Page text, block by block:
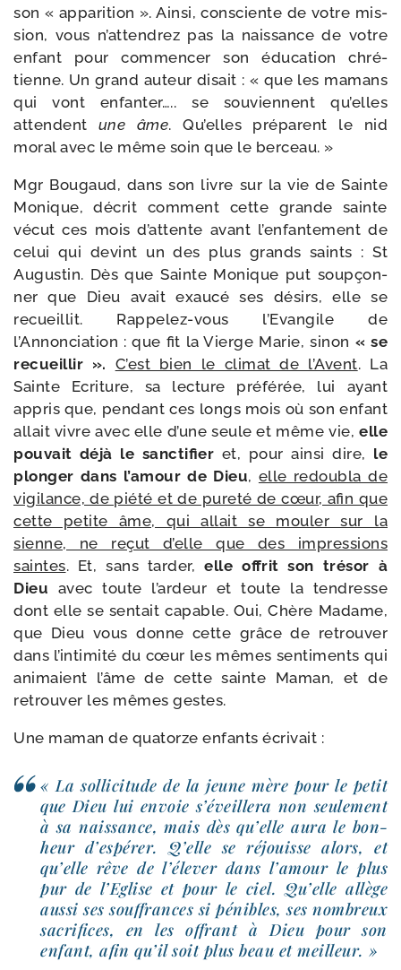
son « appa­ri­tion ». Ainsi, consciente de votre mis­
sion, vous n’at­ten­drez pas la nais­sance de votre
enfant pour com­men­cer son édu­ca­tion chré­
tienne. Un grand auteur disait : « que les mamans
qui vont enfan­ter….. se sou­viennent qu’elles
attendent une âme. Qu’elles pré­parent le nid
moral avec le même soin que le berceau. »
Mgr Bougaud, dans son livre sur la vie de Sainte
Monique, décrit com­ment cette grande sainte
vécut ces mois d’at­tente avant l’en­fan­te­ment de
celui qui devint un des plus grands saints : St
Augustin. Dès que Sainte Monique put soup­çon­
ner que Dieu avait exau­cé ses dési­rs, elle se
recueillit. Rappelez-​vous l’Evangile de
l’Annonciation : que fit la Vierge Marie, sinon « se
recueillir ». C’est bien le cli­mat de l’Avent. La
Sainte Ecriture, sa lec­ture pré­fé­rée, lui ayant
appris que, pen­dant ces longs mois où son enfant
allait vivre avec elle d’une seule et même vie, elle
pou­vait déjà le sanc­ti­fier et, pour ain­si dire, le
plon­ger dans l’a­mour de Dieu, elle redou­bla de
vigi­lance, de pié­té et de pure­té de cœur, afin que
cette petite âme, qui allait se mou­ler sur la
sienne, ne reçut d’elle que des impres­sions
saintes. Et, sans tar­der,elle offrit son tré­sor à
Dieu avec toute l’ar­deur et toute la ten­dresse
dont elle se sen­tait capable. Oui, Chère Madame,
que Dieu vous donne cette grâce de retrou­ver
dans l’in­ti­mi­té du cœur les mêmes sen­ti­ments qui
ani­maient l’âme de cette sainte Maman, et de
retrou­ver les mêmes gestes.
Une maman de qua­torze enfants écrivait :
« La sol­li­ci­tude de la jeune mère pour le petit
que Dieu lui envoie s’é­veille­ra non seule­ment
à sa nais­sance, mais dès qu’elle aura le bon­
heur d’es­pé­rer. Q’elle se réjouisse alors, et
qu’elle rêve de l’é­le­ver dans l’a­mour le plus
pur de l’Eglise et pour le ciel. Qu’elle allège
aus­si ses souf­frances si pénibles, ses nom­breux
sacri­fices, en les offrant à Dieu pour son
enfant, afin qu’il soit plus beau et meilleur. »